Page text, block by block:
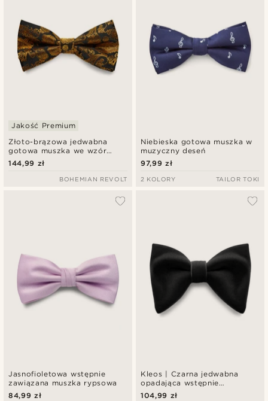
Złoto-brązowa jedwabna
gotowa muszka we wzór
paisley
Jakość Premium
144,99 zł
BOHEMIAN REVOLT
Niebieska gotowa muszka w
muzyczny deseń
97,99 zł
2 KOLORY TAILOR TOKI
Jasnofioletowa wstępnie
zawiązana muszka rypsowa
84,99 zł
Kleos | Czarna jedwabna
opadająca wstępnie
zawiązana muszka
104,99 zł